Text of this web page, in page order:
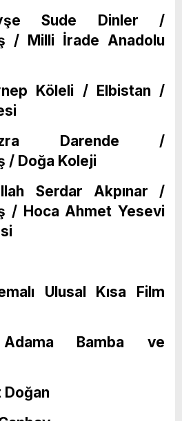
Sude Dinler /
/ Milli İrade Anadolu
Köleli / Elbistan /
Darende /
/ Doğa Koleji
Serdar Akpınar /
/ Hoca Ahmet Yesevi
Ulusal Kısa Film
Adama Bamba ve
Doğan